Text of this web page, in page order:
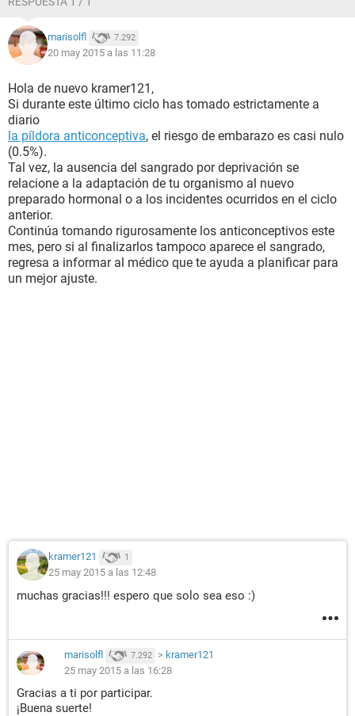
marisolfl 7.292
20 may 2015 a las 11:28
Hola de nuevo kramer121,
Si durante este último ciclo has tomado estrictamente a
diario
la píldora anticonceptiva, el riesgo de embarazo es casi nulo
(0.5%).
Tal vez, la ausencia del sangrado por deprivación se
relacione a la adaptación de tu organismo al nuevo
preparado hormonal o a los incidentes ocurridos en el ciclo
anterior.
Continúa tomando rigurosamente los anticonceptivos este
mes, pero si al finalizarlos tampoco aparece el sangrado,
regresa a informar al médico que te ayuda a planificar para
un mejor ajuste.
kramer121 1
25 may 2015 a las 12:48
muchas gracias!!! espero que solo sea eso :)
marisolfl 7.292 > kramer121
25 may 2015 a las 16:28
Gracias a ti por participar.
¡Buena suerte!